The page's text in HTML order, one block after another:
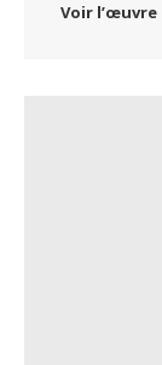
Voir l’œuvre